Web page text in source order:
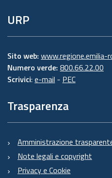
URP
Sito web:
Numero verde: 800.66.22.00
Scrivici: e-mail - PEC
Trasparenza
Amministrazione
Note legali e copyright
Privacy e Cookie